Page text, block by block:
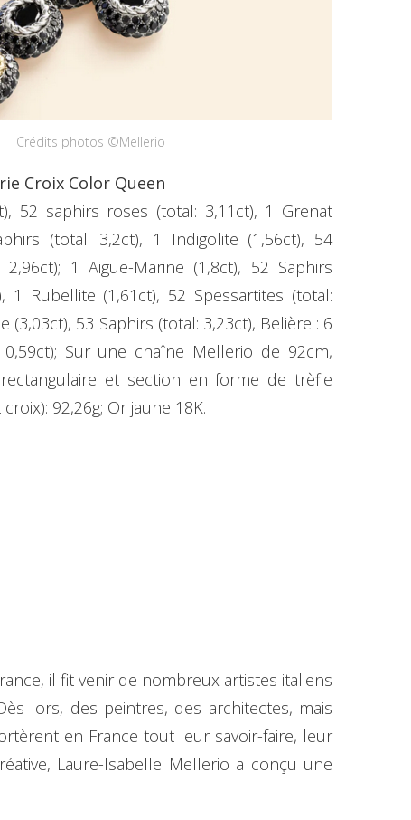
Crédits photos ©Mellerio
Croix Color Queen
52 saphirs roses (total: 3,11ct), 1 Grenat
(total: 3,2ct), 1 Indigolite (1,56ct), 54
1 Aigue-Marine (1,8ct), 52 Saphirs
1 Rubellite (1,61ct), 52 Spessartites (total:
(3,03ct), 53 Saphirs (total: 3,23ct), Belière : 6
Sur une chaîne Mellerio de 92cm,
et section en forme de trèfle
92,26g; Or jaune 18K.
il fit venir de nombreux artistes italiens
lors, des peintres, des architectes, mais
en France tout leur savoir-faire, leur
Laure-Isabelle Mellerio a conçu une